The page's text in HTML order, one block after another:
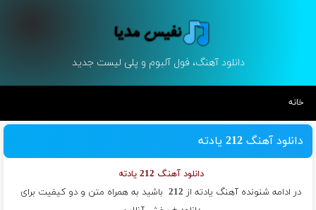
دانلود آهنگ، فول آلبوم و پلی لیست جدید
خانه
دانلود آهنگ 212 یادته
دانلود آهنگ 212 یادته
در ادامه شنونده آهنگ یادته از 212باشید به همراه متن و دو کیفیت برای